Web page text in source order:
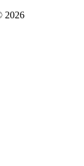
2026